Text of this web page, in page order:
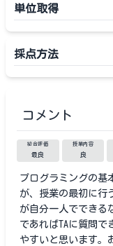
単位取得
採点方法
コメント
総合評価
最良
授業内容
良
プログラミングの基
が、授業の最初に行
が自分一人でできる
であればTAに質問で
やすいと思います。